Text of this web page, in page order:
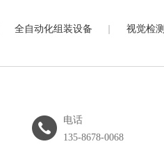
全自动化组装设备 | 视觉检
电话
135-8678-0068